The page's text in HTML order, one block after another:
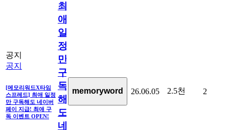
공지
공지
[메모리워드X타임
스프레드] 최애 일정
만 구독해도 네이버
페이 지급! 최애 구
독 이벤트 OPEN!
최
애
일
정
만
구
독
해
도
네
memoryword 26.06.05 2.5천 2